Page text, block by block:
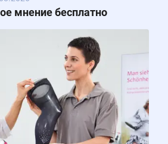
мнение бесплатно